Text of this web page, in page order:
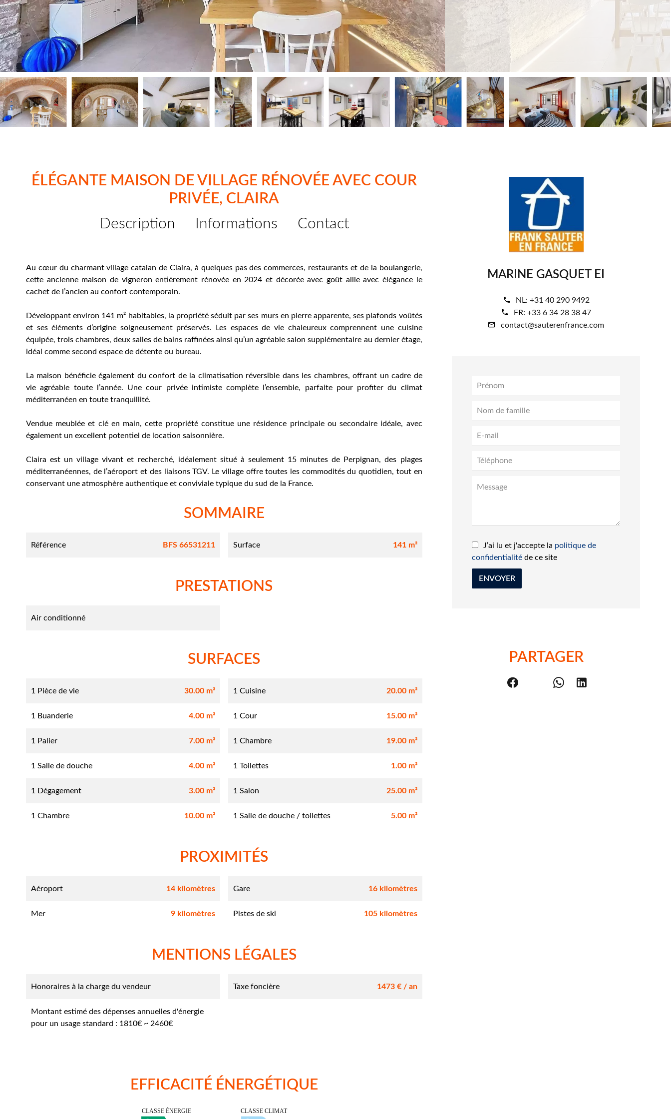
ÉLÉGANTE MAISON DE VILLAGE RÉNOVÉE AVEC COUR
PRIVÉE, CLAIRA
Description
Informations Contact
Au cœur du charmant village catalan de Claira, à quelques pas des commerces, restaurants et de la boulangerie,
cette ancienne maison de vigneron entièrement rénovée en 2024 et décorée avec goût allie avec élégance le
cachet de l’ancien au confort contemporain.
Développant environ 141 m² habitables, la propriété séduit par ses murs en pierre apparente, ses plafonds voûtés
et ses éléments d’origine soigneusement préservés. Les espaces de vie chaleureux comprennent une cuisine
équipée, trois chambres, deux salles de bains raffinées ainsi qu’un agréable salon supplémentaire au dernier étage,
idéal comme second espace de détente ou bureau.
La maison bénéficie également du confort de la climatisation réversible dans les chambres, offrant un cadre de
vie agréable toute l’année. Une cour privée intimiste complète l’ensemble, parfaite pour profiter du climat
méditerranéen en toute tranquillité.
Vendue meublée et clé en main, cette propriété constitue une résidence principale ou secondaire idéale, avec
également un excellent potentiel de location saisonnière.
Claira est un village vivant et recherché, idéalement situé à seulement 15 minutes de Perpignan, des plages
méditerranéennes, de l’aéroport et des liaisons TGV. Le village offre toutes les commodités du quotidien, tout en
conservant une atmosphère authentique et conviviale typique du sud de la France.
SOMMAIRE
Référence BFS 66531211 Surface 141 m²
PRESTATIONS
Air conditionné
SURFACES
1 Pièce de vie 30.00 m² 1 Cuisine 20.00 m²
1 Buanderie 4.00 m² 1 Cour 15.00 m²
1 Palier 7.00 m² 1 Chambre 19.00 m²
1 Salle de douche 4.00 m² 1 Toilettes 1.00 m²
1 Dégagement 3.00 m² 1 Salon 25.00 m²
1 Chambre 10.00 m² 1 Salle de douche / toilettes 5.00 m²
PROXIMITÉS
Aéroport 14 kilomètres Gare 16 kilomètres
Mer 9 kilomètres Pistes de ski 105 kilomètres
MENTIONS LÉGALES
Honoraires à la charge du vendeur Taxe foncière 1473 € / an
Montant estimé des dépenses annuelles d'énergie
pour un usage standard : 1810€ ~ 2460€
EFFICACITÉ ÉNERGÉTIQUE
MARINE GASQUET EI
NL: +31 40 290 9492
FR:+33 6 34 28 38 47
contact@sauterenfrance.com
J’ai lu et j'accepte la politique de
confidentialité de ce site
ENVOYER
PARTAGER